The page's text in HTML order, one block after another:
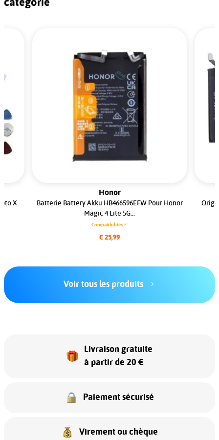
catégorie
X
Honor
Batterie Battery Akku HB466596EFW Pour Honor
Magic 4 Lite 5G...
Compatibilités
€ 25,99
Voir tous les produits
Livraison gratuite
à partir de 20 €
Paiement sécurisé
Virement ou chèque